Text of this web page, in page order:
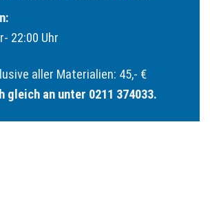
22:00 Uhr
aller Materialien: 45,- €
gleich an unter 0211 374033.